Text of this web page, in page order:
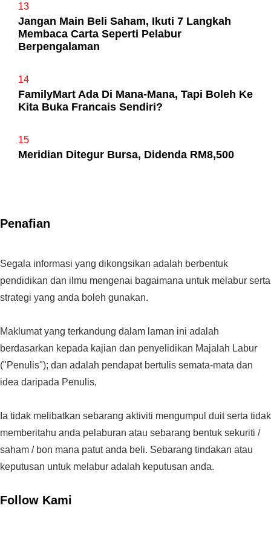
13
Jangan Main Beli Saham, Ikuti 7 Langkah
Membaca Carta Seperti Pelabur
Berpengalaman
14
FamilyMart Ada Di Mana-Mana, Tapi Boleh Ke
Kita Buka Francais Sendiri?
15
Meridian Ditegur Bursa, Didenda RM8,500
Penafian
Segala informasi yang dikongsikan adalah berbentuk
pendidikan dan ilmu mengenai bagaimana untuk melabur serta
strategi yang anda boleh gunakan.
Maklumat yang terkandung dalam laman ini adalah
berdasarkan kepada kajian dan penyelidikan Majalah Labur
("Penulis"); dan adalah pendapat bertulis semata-mata dan
idea daripada Penulis,
Ia tidak melibatkan sebarang aktiviti mengumpul duit serta tidak
memberitahu anda pelaburan atau sebarang bentuk sekuriti /
saham / bon mana patut anda beli. Sebarang tindakan atau
keputusan untuk melabur adalah keputusan anda.
Follow Kami